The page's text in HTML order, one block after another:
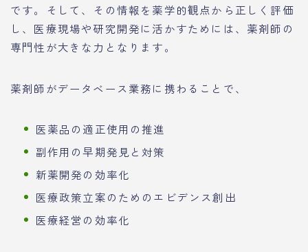
です。そして、その情報を薬学的観点から正しく評価
し、医療現場や研究開発に活かすためには、薬剤師の
専門性が大きな力となります。
薬剤師がデータベース業務に携わることで、
医薬品の適正使用の推進
副作用の早期発見と対策
新薬開発の効率化
医療政策立案のためのエビデンス創出
医療経営の効率化